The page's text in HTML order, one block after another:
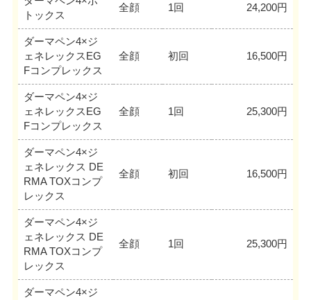
トックス
全顔 1回 24,200円
ダーマペン4×ジ
ェネレックスEG
Fコンプレックス
全顔 初回 16,500円
ダーマペン4×ジ
ェネレックスEG
Fコンプレックス
全顔 1回 25,300円
ダーマペン4×ジ
ェネレックス DE
RMA TOXコンプ
レックス
全顔 初回 16,500円
ダーマペン4×ジ
ェネレックス DE
RMA TOXコンプ
レックス
全顔 1回 25,300円
ダーマペン4×ジ